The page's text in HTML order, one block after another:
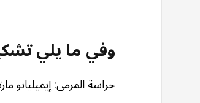
وفي ما يلي تشكيلة الفيفا
حراسة المرمى: إيميليانو